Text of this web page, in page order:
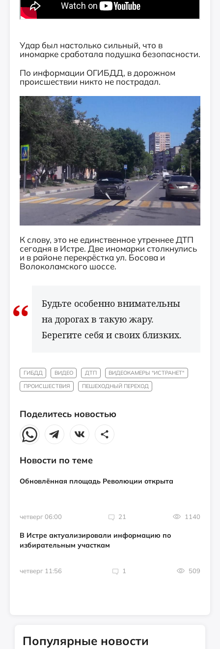
Удар был настолько сильный, что в
иномарке сработала подушка безопасности.
По информации ОГИБДД, в дорожном
происшествии никто не пострадал.
К слову, это не единственное утреннее ДТП
сегодня в Истре. Две иномарки столкнулись
и в районе перекрёстка ул. Босова и
Волоколамского шоссе.
Будьте особенно внимательны
на дорогах в такую жару.
Берегите себя и своих близких.
ГИБДД ВИДЕО ДТП
ВИДЕОКАМЕРЫ "ИСТРАНЕТ"
ПРОИСШЕСТВИЯ
ПЕШЕХОДНЫЙ ПЕРЕХОД
Поделитесь новостью
Новости по теме
Обновлённая площадь Революции открыта
четверг 06:00 21 1140
В Истре актуализировали информацию по
избирательным участкам
четверг 11:56 1 509
Популярные новости